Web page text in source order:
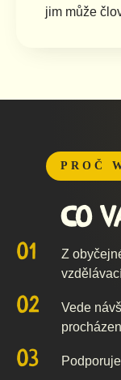
jim může
PROČ
Co
Z
Vede